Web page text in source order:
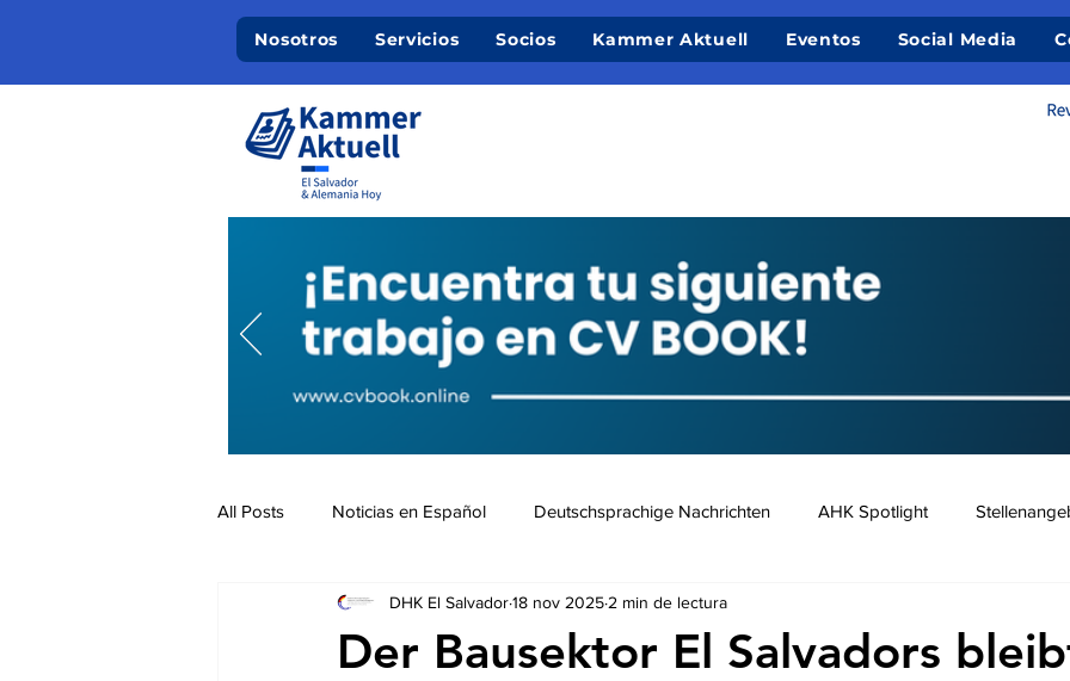
Nosotros Servicios Socios Kammer Aktuell Eventos Social Media
All Posts Noticias en Español Deutschsprachige Nachrichten AHK Spotlight
Auschreibungen Ausschreibungen De nuestros Socios
Der Bausektor El Salvadors
DHK El Salvador18 nov 2025 2 min de lectura